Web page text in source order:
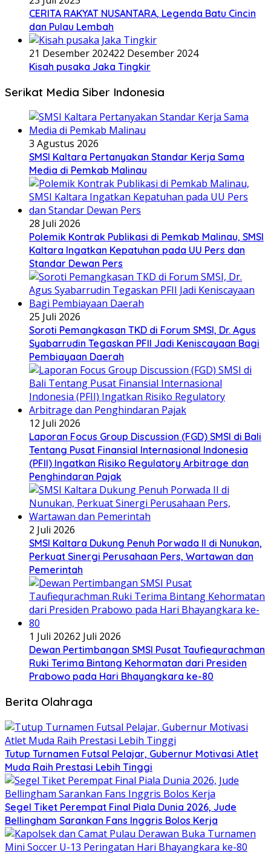
CERITA RAKYAT NUSANTARA, Legenda Batu Cincin
dan Pulau Lembah
21 Desember 202422 Desember 2024
Kisah pusaka Jaka Tingkir
Serikat Media Siber Indonesia
3 Agustus 2026
SMSI Kaltara Pertanyakan Standar Kerja Sama
Media di Pemkab Malinau
28 Juli 2026
Polemik Kontrak Publikasi di Pemkab Malinau, SMSI
Kaltara Ingatkan Kepatuhan pada UU Pers dan
Standar Dewan Pers
25 Juli 2026
Soroti Pemangkasan TKD di Forum SMSI, Dr. Agus
Syabarrudin Tegaskan PFII Jadi Keniscayaan Bagi
Pembiayaan Daerah
12 Juli 2026
Laporan Focus Group Discussion (FGD) SMSI di Bali
Tentang Pusat Finansial Internasional Indonesia
(PFII) Ingatkan Risiko Regulatory Arbitrage dan
Penghindaran Pajak
2 Juli 2026
SMSI Kaltara Dukung Penuh Porwada II di Nunukan,
Perkuat Sinergi Perusahaan Pers, Wartawan dan
Pemerintah
1 Juli 20262 Juli 2026
Dewan Pertimbangan SMSI Pusat Taufiequrachman
Ruki Terima Bintang Kehormatan dari Presiden
Prabowo pada Hari Bhayangkara ke-80
Berita Olahraga
Tutup Turnamen Futsal Pelajar, Gubernur Motivasi Atlet
Muda Raih Prestasi Lebih Tinggi
Segel Tiket Perempat Final Piala Dunia 2026, Jude
Bellingham Sarankan Fans Inggris Bolos Kerja